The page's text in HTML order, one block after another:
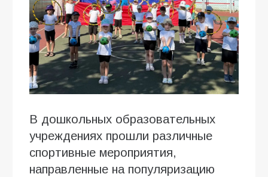
В дошкольных образовательных
учреждениях прошли различные
спортивные мероприятия,
направленные на популяризацию